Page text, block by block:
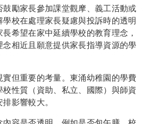
勵家長參加課堂觀摩、義工活動或
校在處理家長疑慮與投訴時的透明
希望在家中延續學校的教育理念，
相近且願意提供家長指導資源的學
但重要的考量。東涌幼稚園的學費
性質（資助、私立、國際）與師資
影響較大。